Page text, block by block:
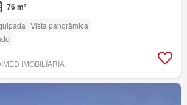
76 m²
Vista panorâmica
IMOBILÍARIA